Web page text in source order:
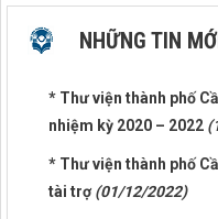
NHỮNG TIN
* Thư viện thành phố
nhiệm kỳ 2020 – 2022
* Thư viện thành phố
tài trợ(01/12/2022)